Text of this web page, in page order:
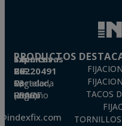
Técnicas Expansivas S.L.
CIF: B-26220491
P. I. La Portalada II, C/ Segador, 13
26006 · Logroño (La Rioja) · SPAIN
PRODUCTOS
TACOS